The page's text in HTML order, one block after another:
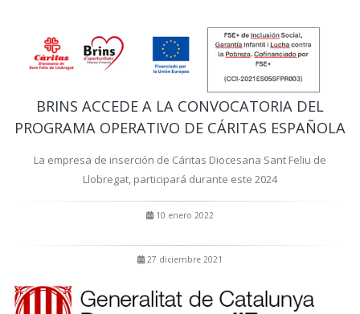
BRINS ACCEDE A LA CONVOCATORIA DEL
PROGRAMA OPERATIVO DE CÁRITAS ESPAÑOLA
La empresa de inserción de Cáritas Diocesana Sant Feliu de
Llobregat, participará durante este 2024
10 enero 2022
27 diciembre 2021